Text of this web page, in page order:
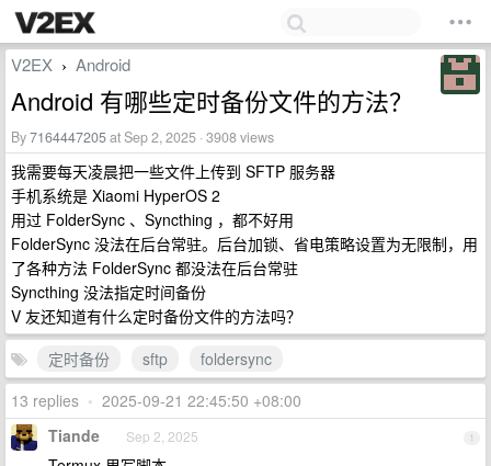
V2EX › Android
Android 有哪些定时备份文件的方法？
By7164447205at Sep 2, 2025 · 3908 views
我需要每天凌晨把一些文件上传到 SFTP 服务器
手机系统是 Xiaomi HyperOS 2
用过 FolderSync 、Syncthing ，都不好用
FolderSync 没法在后台常驻。后台加锁、省电策略设置为无限制，用
了各种方法 FolderSync 都没法在后台常驻
Syncthing 没法指定时间备份
V 友还知道有什么定时备份文件的方法吗？
定时备份
sftp
foldersync
13 replies • 2025-09-21 22:45:50 +08:00
1
Tiande Sep 2, 2025